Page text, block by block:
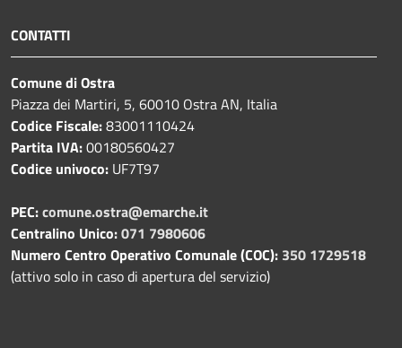
CONTATTI
Comune di Ostra
Piazza dei Martiri, 5, 60010 Ostra AN, Italia
Codice Fiscale:83001110424
Partita IVA:00180560427
Codice univoco: UF7T97
PEC:comune.ostra@emarche.it
Centralino Unico:071 7980606
Numero Centro Operativo Comunale (COC): 350 1729518
(attivo solo in caso di apertura del servizio)